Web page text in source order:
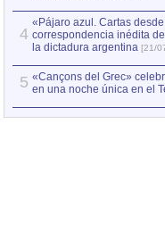
4
«Pájaro azul. Cartas
correspondencia inédita
la dictadura argentina [21/
5 «Cançons del Grec»
en una noche única en el